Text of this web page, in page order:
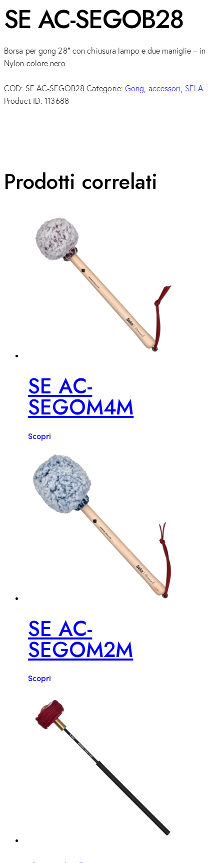
SE AC-SEGOB28
Borsa per gong 28″ con chiusura lampo e due maniglie – in
Nylon colore nero
COD: SE AC-SEGOB28 Categorie:Gong, accessori, SELA
Product ID:113688
Prodotti correlati
SE AC-
SEGOM4M
Scopri
SE AC-
SEGOM2M
Scopri